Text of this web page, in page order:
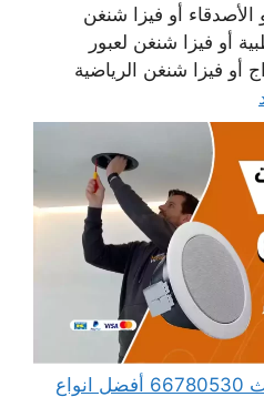
الأصدقاء أو فيزا شنغن
أو فيزا شنغن لعبور
أو فيزا شنغن الرياضية
فني سماعات سقف بلوتوث 66780530 أفضل انواع